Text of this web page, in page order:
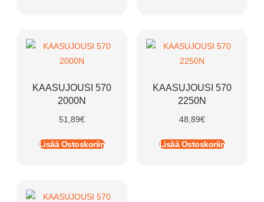
KAASUJOUSI 570
2000N
51,89€
Lisää Ostoskoriin
KAASUJOUSI 570
2250N
48,89€
Lisää Ostoskoriin